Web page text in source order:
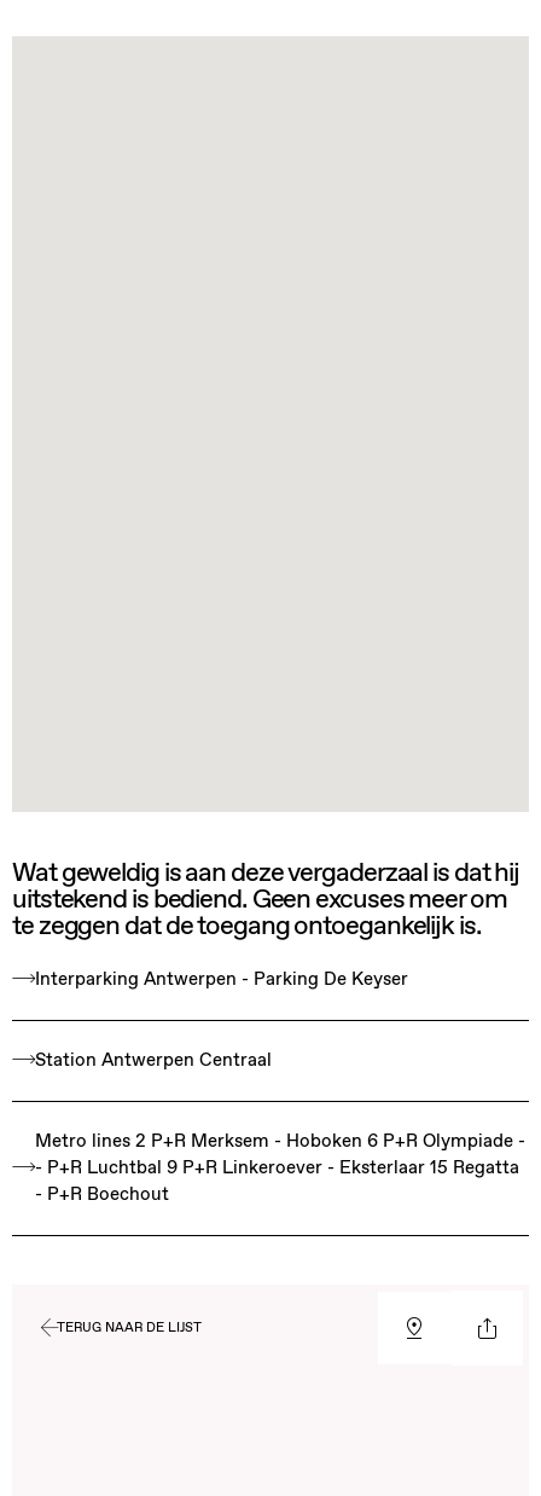
Wat geweldig is aan deze vergaderzaal is dat hij
uitstekend is bediend. Geen excuses meer om
te zeggen dat de toegang ontoegankelijk is.
Interparking Antwerpen - Parking De Keyser
Station Antwerpen Centraal
Metro lines 2 P+R Merksem - Hoboken 6 P+R Olympiade -
- P+R Luchtbal 9 P+R Linkeroever - Eksterlaar 15 Regatta
- P+R Boechout
TERUG NAAR DE LIJST